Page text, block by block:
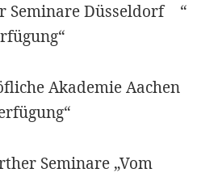
Seminare Düsseldorf “
Akademie Aachen
Seminare „Vom